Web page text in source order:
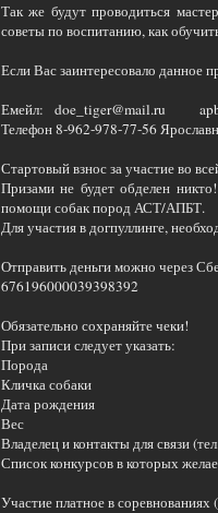
Так же будут проводиться
советы по воспитанию, как
Если Вас заинтересовало данное
Емейл: doe_tiger@mail.ru apbt-
Телефон 8-962-978-77-56
Стартовый взнос за участие во
Призами не будет обделен
помощи собак пород АСТ/АПБТ.
Для участия в догпуллинге,
Отправить деньги можно через
676196000039398392
Обязательно сохраняйте чеки!
При записи следует указать:
Порода
Кличка собаки
Дата рождения
Вес
Владелец и контакты для связи
Список конкурсов в которых
Участие платное в соревнованиях